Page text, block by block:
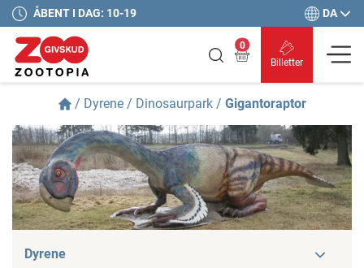
ÅBENT I DAG: 10-19 DA
Billetter
0
/ Dyrene / Dinosaurpark / Gigantoraptor
Dyrene